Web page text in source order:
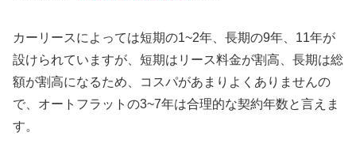
カーリースによっては短期の1~2年、長期の9年、11年が
設けられていますが、短期はリース料金が割高、長期は総
額が割高になるため、コスパがあまりよくありませんの
で、オートフラットの3~7年は合理的な契約年数と言えま
す。